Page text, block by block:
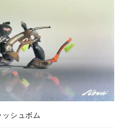
ッシュボム